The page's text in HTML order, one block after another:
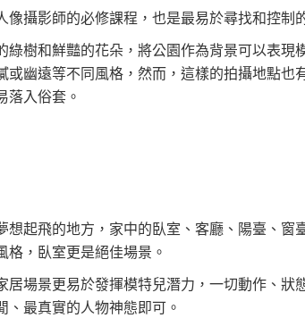
像攝影師的必修課程，也是最易於尋找和控制
綠樹和鮮豔的花朵，將公園作為背景可以表現
或幽遠等不同風格，然而，這樣的拍攝地點也
落入俗套。
想起飛的地方，家中的臥室、客廳、陽臺、窗
，臥室更是絕佳場景。
居場景更易於發揮模特兒潛力，一切動作、狀
最真實的人物神態即可。